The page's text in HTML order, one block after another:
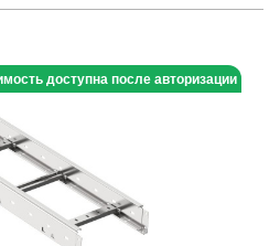
доступна после авторизации